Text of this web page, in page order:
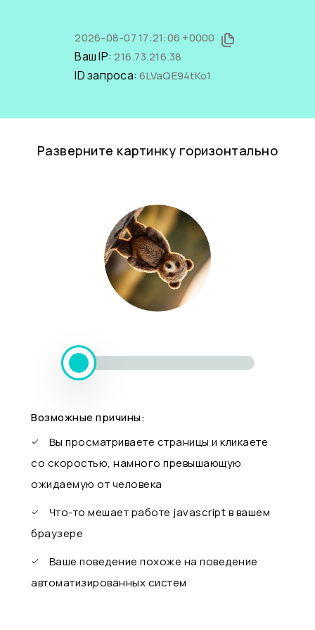
2026-08-07 17:21:06 +0000
Ваш IP:216.73.216.38
ID запроса:6LVaQE94tKo1
Разверните картинку горизонтально
Возможные причины:
Вы просматриваете страницы и кликаете
со скоростью, намного превышающую
ожидаемую от человека
Что-то мешает работе javascript в вашем
браузере
Ваше поведение похоже на поведение
автоматизированных систем